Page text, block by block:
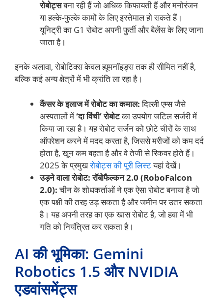
रोबोट्सबना रही हैं जो अधिक किफायती हैं और मनोरंजन
या हल्के-फुल्के कामों के लिए इस्तेमाल हो सकते हैं।
यूनिट्री का G1 रोबोट अपनी फुर्ती और बैलेंस के लिए जाना
जाता है।
इनके अलावा, रोबोटिक्स केवल ह्यूमनॉइड्स तक ही सीमित नहीं है,
बल्कि कई अन्य क्षेत्रों में भी क्रांति ला रहा है।
कैंसर के इलाज में रोबोट का कमाल:दिल्ली एम्स जैसे
अस्पतालों में‘दा विंची’ रोबोटका उपयोग जटिल सर्जरी में
किया जा रहा है। यह रोबोट सर्जन को छोटे चीरों के साथ
ऑपरेशन करने में मदद करता है, जिससे मरीजों को कम दर्द
होता है, खून कम बहता है और वे तेजी से रिकवर होते हैं।
2025 के प्रमुखरोबोट्स की पूरी लिस्टयहां देखें।
उड़ने वाला रोबोट: रॉबोफैल्कन 2.0 (RoboFalcon
2.0):चीन के शोधकर्ताओं ने एक ऐसा रोबोट बनाया है जो
एक पक्षी की तरह उड़ सकता है और जमीन पर उतर सकता
है। यह अपनी तरह का एक खास रोबोट है, जो हवा में भी
गति को नियंत्रित कर सकता है।
AI की भूमिका: Gemini
Robotics 1.5 और NVIDIA
एडवांसमेंट्स